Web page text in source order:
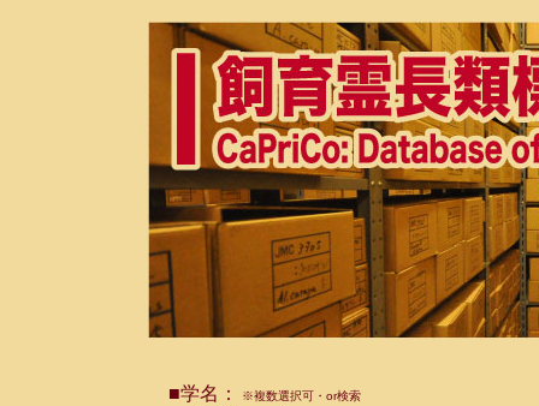
■学名： ※複数選択可・or検索